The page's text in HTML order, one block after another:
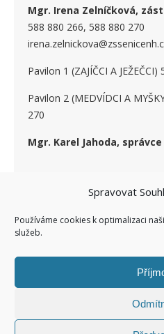
Spravovat
Používáme cookies k optimalizaci
služeb.
Mgr. Irena Zelníčková,
588 880 266, 588 880 270
Pavilon 1 (ZAJÍČCI A
Pavilon 2 (MEDVÍDCI A
270
Mgr. Karel Jahoda,